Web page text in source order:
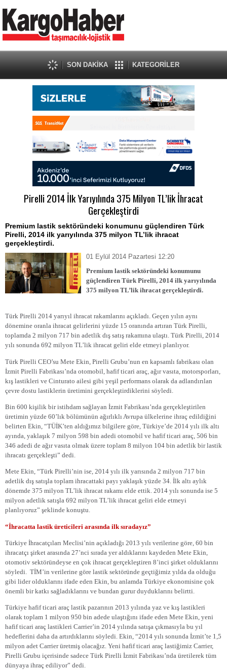
SON DAKİKA KATEGORİLER
Pirelli 2014 İlk Yarıyılında 375 Milyon TL’lik İhracat
Gerçekleştirdi
Premium lastik sektöründeki konumunu güçlendiren Türk
Pirelli, 2014 ilk yarıyılında 375 milyon TL’lik ihracat
gerçekleştirdi.
01 Eylül 2014 Pazartesi 12:20
Premium lastik sektöründeki konumunu
güçlendiren Türk Pirelli, 2014 ilk yarıyılında
375 milyon TL’lik ihracat gerçekleştirdi.
Türk Pirelli 2014 yarıyıl ihracat rakamlarını açıkladı. Geçen yılın aynı
dönemine oranla ihracat gelirlerini yüzde 15 oranında artıran Türk Pirelli,
toplamda 2 milyon 717 bin adetlik dış satış rakamına ulaştı. Türk Pirelli, 2014
yılı sonunda 692 milyon TL’lik ihracat geliri elde etmeyi planlıyor.
Türk Pirelli CEO’su Mete Ekin, Pirelli Grubu’nun en kapsamlı fabrikası olan
İzmit Pirelli Fabrikası’nda otomobil, hafif ticari araç, ağır vasıta, motorsporları,
kış lastikleri ve Cinturato ailesi gibi yeşil performans olarak da adlandırılan
çevre dostu lastiklerin üretimini gerçekleştirdiklerini söyledi.
Bin 600 kişilik bir istihdam sağlayan İzmit Fabrikası’nda gerçekleştirilen
üretimin yüzde 60’lık bölümünün ağırlıklı Avrupa ülkelerine ihraç edildiğini
belirten Ekin, “TÜİK’ten aldığımız bilgilere göre, Türkiye’de 2014 yılı ilk altı
ayında, yaklaşık 7 milyon 598 bin adedi otomobil ve hafif ticari araç, 506 bin
346 adedi de ağır vasıta olmak üzere toplam 8 milyon 104 bin adetlik bir lastik
ihracatı gerçekleşti” dedi.
Mete Ekin, “Türk Pirelli’nin ise, 2014 yılı ilk yarısında 2 milyon 717 bin
adetlik dış satışla toplam ihracattaki payı yaklaşık yüzde 34. İlk altı aylık
dönemde 375 milyon TL’lik ihracat rakamı elde ettik. 2014 yılı sonunda ise 5
milyon adetlik satışla 692 milyon TL’lik ihracat geliri elde etmeyi
planlıyoruz” şeklinde konuştu.
“İhracatta lastik üreticileri arasında ilk sıradayız”
Türkiye İhracatçıları Meclisi’nin açıkladığı 2013 yılı verilerine göre, 60 bin
ihracatçı şirket arasında 27’nci sırada yer aldıklarını kaydeden Mete Ekin,
otomotiv sektöründeyse en çok ihracat gerçekleştiren 8’inci şirket olduklarını
söyledi.
TİM’in verilerine göre lastik sektöründe geçtiğimiz yılda da olduğu
gibi lider olduklarını ifade eden Ekin, bu anlamda Türkiye ekonomisine çok
önemli bir katkı sağladıklarını ve bundan gurur duyduklarını belirtti.
Türkiye hafif ticari araç lastik pazarının 2013 yılında yaz ve kış lastikleri
olarak toplam 1 milyon 950 bin adede ulaştığını ifade eden Mete Ekin, yeni
hafif ticari araç lastikleri Carrier’in 2014 yılında satışa çıkmasıyla bu yıl
hedeflerini daha da artırdıklarını söyledi. Ekin, “2014 yılı sonunda İzmit’te 1,5
milyon adet Carrier üretmiş olacağız. Yeni hafif ticari araç lastiğimiz Carrier,
Pirelli Grubu içerisinde sadece Türk Pirelli İzmit Fabrikası’nda üretilerek tüm
dünyaya ihraç ediliyor” dedi.